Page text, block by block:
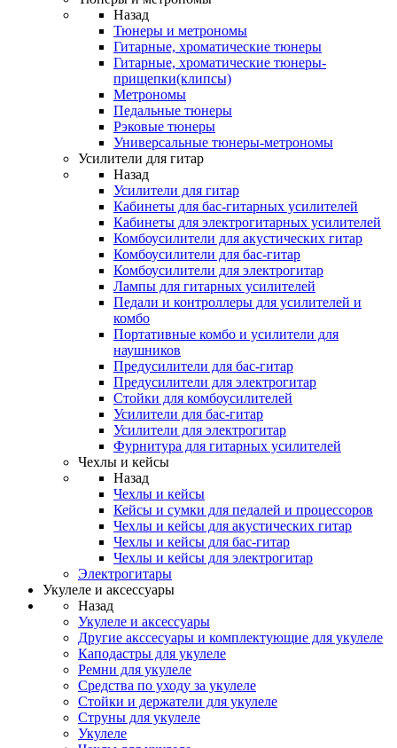
Назад
Тюнеры и метрономы
Гитарные, хроматические тюнеры
Гитарные, хроматические тюнеры-
прищепки(клипсы)
Метрономы
Педальные тюнеры
Рэковые тюнеры
Универсальные тюнеры-метрономы
Усилители для гитар
Назад
Усилители для гитар
Кабинеты для бас-гитарных усилителей
Кабинеты для электрогитарных усилителей
Комбоусилители для акустических гитар
Комбоусилители для бас-гитар
Комбоусилители для электрогитар
Лампы для гитарных усилителей
Педали и контроллеры для усилителей и
комбо
Портативные комбо и усилители для
наушников
Предусилители для бас-гитар
Предусилители для электрогитар
Стойки для комбоусилителей
Усилители для бас-гитар
Усилители для электрогитар
Фурнитура для гитарных усилителей
Чехлы и кейсы
Назад
Чехлы и кейсы
Кейсы и сумки для педалей и процессоров
Чехлы и кейсы для акустических гитар
Чехлы и кейсы для бас-гитар
Чехлы и кейсы для электрогитар
Электрогитары
Укулеле и аксессуары
Назад
Укулеле и аксессуары
Другие акссесуары и комплектующие для укулеле
Каподастры для укулеле
Ремни для укулеле
Средства по уходу за укулеле
Стойки и держатели для укулеле
Струны для укулеле
Укулеле